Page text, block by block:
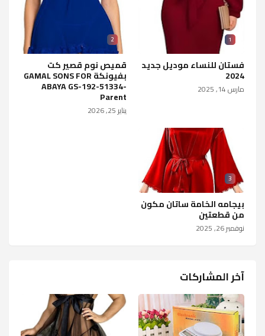
1
فستان للنساء موديل جديد
2024
مارس 14, 2025
2
قميص نوم قصير كت
بفيونكة GAMAL SONS FOR
ABAYA GS-192-51334-
Parent
يناير 25, 2026
3
بيجامه الخامة ساتان مكون
من قطعتين
نوفمبر 26, 2025
آخر المشاركات